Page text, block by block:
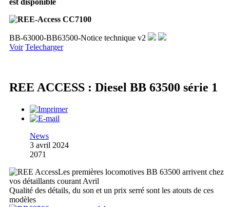
est disponible
BB-63000-BB63500-Notice technique v2
Voir Telecharger
REE ACCESS : Diesel BB 63500 série 1
News
3 avril 2024
2071
Les premières locomotives BB 63500 arrivent chez
vos détaillants courant Avril
Qualité des détails, du son et un prix serré sont les atouts de ces
modèles